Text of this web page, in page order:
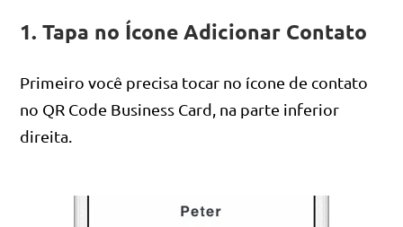
1. Tapa no Ícone Adicionar Contato
Primeiro você precisa tocar no ícone de contato
no QR Code Business Card, na parte inferior
direita.